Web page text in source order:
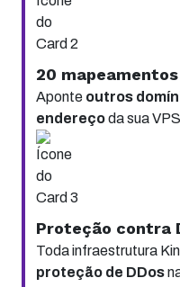
20
Aponte outros
endereçoda sua
Proteção contra
Toda infraestrutura
proteção de DDos